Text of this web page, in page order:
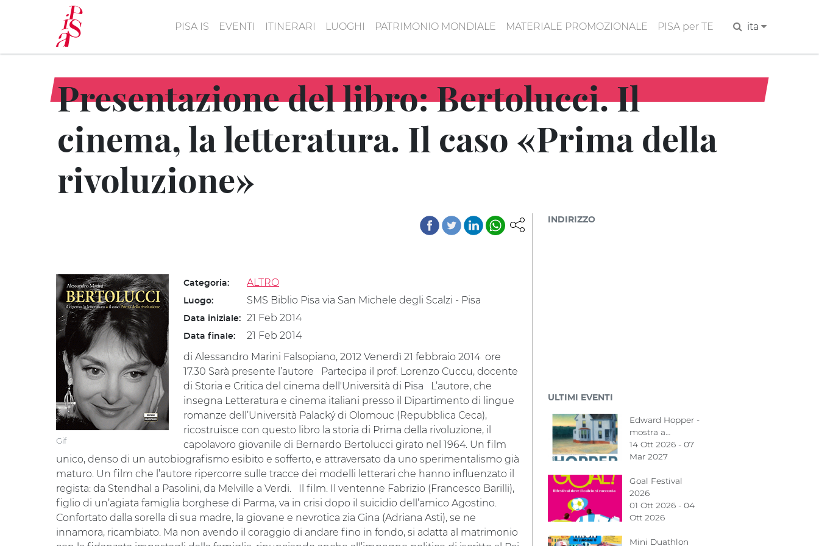
principale
PISA IS EVENTI ITINERARI LUOGHI PATRIMONIO MONDIALE MATERIALE PROMOZIONALE PISA per TE Cerca ita
Presentazione del libro: Bertolucci. Il
cinema, la letteratura. Il caso «Prima della
rivoluzione»
Gif
Categoria: ALTRO
Luogo: SMS Biblio Pisa via San Michele degli Scalzi - Pisa
Data iniziale: 21 Feb 2014
Data finale:
21 Feb 2014
di Alessandro Marini Falsopiano, 2012 Venerdì 21 febbraio 2014 ore
17.30 Sarà presente l’autore Partecipa il prof. Lorenzo Cuccu, docente
di Storia e Critica del cinema dell'Università di Pisa L’autore, che
insegna Letteratura e cinema italiani presso il Dipartimento di lingue
romanze dell’Università Palacký di Olomouc (Repubblica Ceca),
ricostruisce con questo libro la storia di Prima della rivoluzione, il
capolavoro giovanile di Bernardo Bertolucci girato nel 1964. Un film
unico, denso di un autobiografismo esibito e sofferto, e attraversato da uno sperimentalismo già
maturo. Un film che l’autore ripercorre sulle tracce dei modelli letterari che hanno influenzato il
regista: da Stendhal a Pasolini, da Melville a Verdi. Il film. Il ventenne Fabrizio (Francesco Barilli),
figlio di un’agiata famiglia borghese di Parma, va in crisi dopo il suicidio dell’amico Agostino.
Confortato dalla sorella di sua madre, la giovane e nevrotica zia Gina (Adriana Asti), se ne
innamora, ricambiato. Ma non avendo il coraggio di andare fino in fondo, si adatta al matrimonio
INDIRIZZO
ULTIMI EVENTI
Edward Hopper -
mostra a…
14 Ott 2026 - 07
Mar 2027
Goal Festival
2026
01 Ott 2026 - 04
Ott 2026
Mini Duathlon